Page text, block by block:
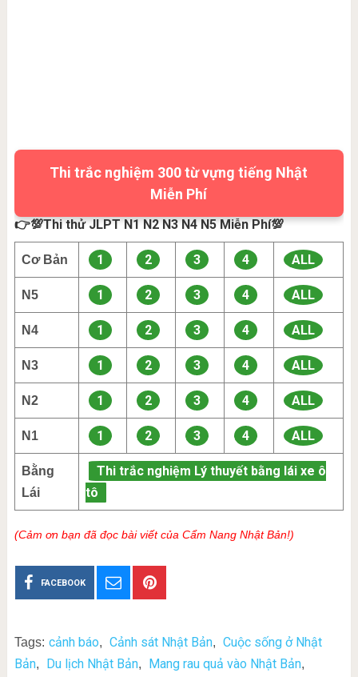
Thi trắc nghiệm 300 từ vựng tiếng Nhật
Miễn Phí
👉💯Thi thử JLPT N1 N2 N3 N4 N5 Miễn Phí💯
Cơ Bản 1 2 3 4 ALL
N5 1 2 3 4 ALL
N4 1 2 3 4 ALL
N3 1 2 3 4 ALL
N2 1 2 3 4 ALL
N1 1 2 3 4 ALL
Bằng
Lái
Thi trắc nghiệm Lý thuyết bằng lái xe ô
tô
(Cảm ơn bạn đã đọc bài viết của Cẩm Nang Nhật Bản!)
FACEBOOK
Tags: cảnh báo, Cảnh sát Nhật Bản, Cuộc sống ở Nhật
Bản, Du lịch Nhật Bản, Mang rau quả vào Nhật Bản,